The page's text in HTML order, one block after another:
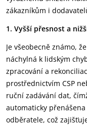
zákazníkům i
1. Vyšší přesnost a
Je všeobecně známo,
náchylná k lidským
zpracování a
prostřednictvím CSP
ruční zadávání dat,
automaticky
odběratele, což